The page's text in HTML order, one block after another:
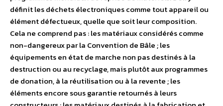
définit les déchets électroniques comme tout appareil ou
élément défectueux, quelle que soit leur composition.
Cela ne comprend pas : les matériaux considérés comme
non-dangereux par la Convention de Bâle ; les
équipements en état de marche non pas destinés à la
destruction ou au recyclage, mais plutôt aux programmes
de donation, à la réutilisation ou à la revente ; les
éléments encore sous garantie retournés à leurs